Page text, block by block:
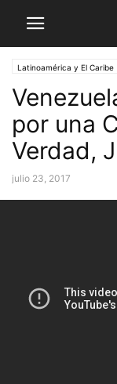
Latinoamérica y El Caribe
por una
Verdad,
julio 23, 2017